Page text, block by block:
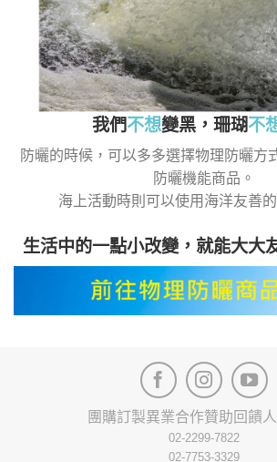
我們不想變黑，珊瑚不
防曬的時候，可以多多選擇物理防曬方
防曬機能商品。
海上活動時則可以使用海洋友善
生活中的一點小改變，就能大大
團購訂製異業合作贊助回饋
02-2299-7822
02-7753-3329